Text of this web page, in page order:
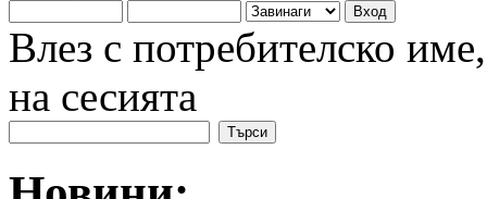
Влез с потребителско
на сесията